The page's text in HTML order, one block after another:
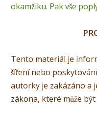
okamžiku. Pak vše
Tento materiál je
šíření nebo
autorky je zakázáno a
zákona, které může